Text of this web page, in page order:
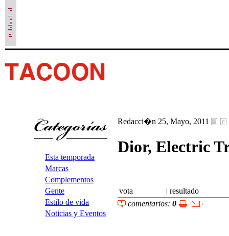
Esta temporada
Marcas
Complementos
Gente
Estilo de vida
Noticias y Eventos
Redacci�n 25, Mayo, 2011
Dior, Electric
vota | resultado
comentarios: 0